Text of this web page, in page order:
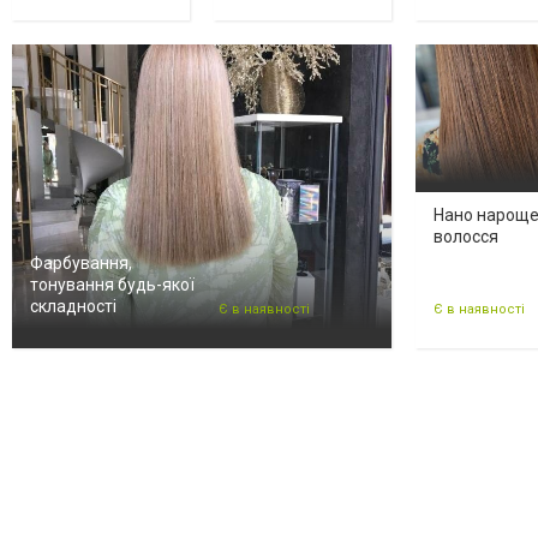
Фарбування,
тонування будь-якої
складності
Є в наявності
Нано
волосся
Є в наявності